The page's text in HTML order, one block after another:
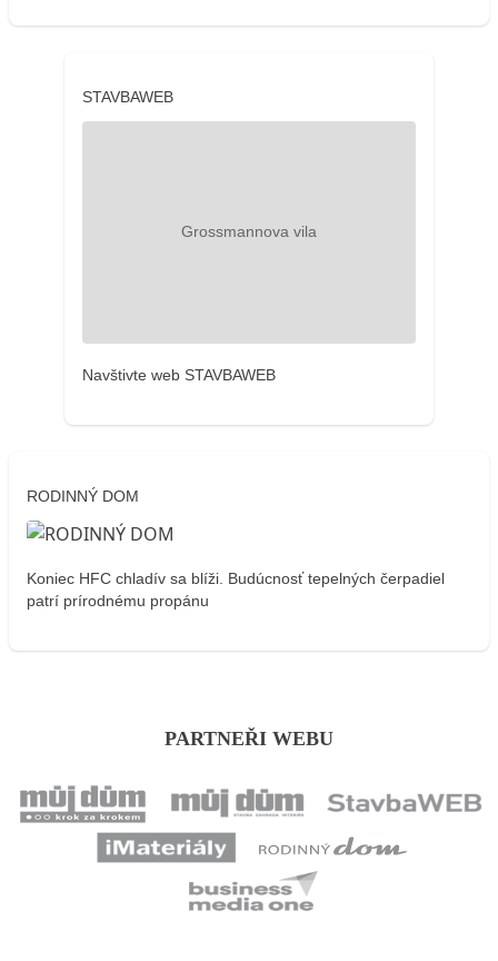
STAVBAWEB
Navštivte web STAVBAWEB
RODINNÝ DOM
Koniec HFC chladív sa blíži. Budúcnosť tepelných čerpadiel
patrí prírodnému propánu
PARTNEŘI WEBU